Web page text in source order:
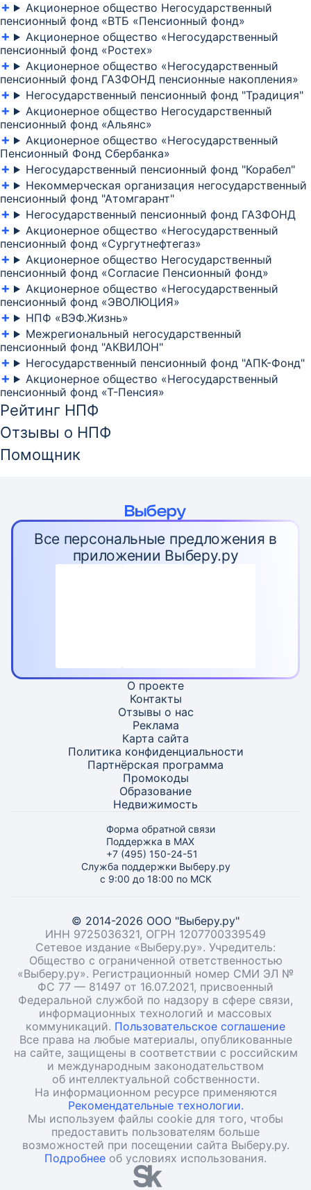
Акционерное общество Негосударственный
пенсионный фонд «ВТБ «Пенсионный фонд»
Акционерное общество «Негосударственный
пенсионный фонд «Ростех»
Акционерное общество «Негосударственный
пенсионный фонд ГАЗФОНД пенсионные накопления»
Негосударственный пенсионный фонд "Традиция"
Акционерное общество Негосударственный
пенсионный фонд «Альянс»
Акционерное общество «Негосударственный
Пенсионный Фонд Сбербанка»
Негосударственный пенсионный фонд "Корабел"
Некоммерческая организация негосударственный
пенсионный фонд "Атомгарант"
Негосударственный пенсионный фонд ГАЗФОНД
Акционерное общество «Негосударственный
пенсионный фонд «Сургутнефтегаз»
Акционерное общество Негосударственный
пенсионный фонд «Согласие Пенсионный фонд»
Акционерное общество «Негосударственный
пенсионный фонд «ЭВОЛЮЦИЯ»
НПФ «ВЭФ.Жизнь»
Межрегиональный негосударственный
пенсионный фонд "АКВИЛОН"
Негосударственный пенсионный фонд "АПК-Фонд"
Акционерное общество «Негосударственный
пенсионный фонд «Т-Пенсия»
Рейтинг НПФ
Отзывы о НПФ
Помощник
Все персональные предложения в
приложении Выберу.ру
О проекте
Контакты
Отзывы о нас
Реклама
Карта сайта
Политика конфиденциальности
Партнёрская программа
Промокоды
Образование
Недвижимость
Форма обратной связи
Поддержка в MAX
+7 (495) 150-24-51
Служба поддержки Выберу.ру
с 9:00 до 18:00 по МСК
© 2014-2026 ООО "Выберу.ру"
ИНН 9725036321, ОГРН 1207700339549
Сетевое издание «Выберу.ру». Учредитель:
Общество с ограниченной ответственностью
«Выберу.ру». Регистрационный номер СМИ ЭЛ №
ФС 77 — 81497 от 16.07.2021, присвоенный
Федеральной службой по надзору в сфере связи,
информационных технологий и массовых
коммуникаций. Пользовательское соглашение
Все права на любые материалы, опубликованные
на сайте, защищены в соответствии с российским
и международным законодательством
об интеллектуальной собственности.
На информационном ресурсе применяются
Рекомендательные технологии.
Мы используем файлы cookie для того, чтобы
предоставить пользователям больше
возможностей при посещении сайта Выберу.ру.
Подробнее об условиях использования.